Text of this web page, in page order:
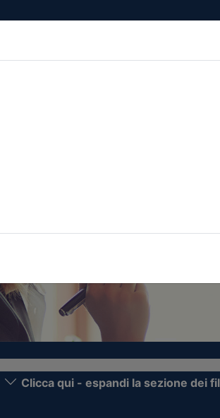
Clicca qui - espandi la sezione dei